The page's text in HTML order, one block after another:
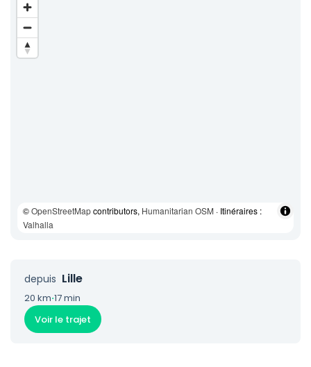
©OpenStreetMapcontributors, Humanitarian OSM · Itinéraires :
Valhalla
depuis Lille
20 km·17 min
Voir le trajet